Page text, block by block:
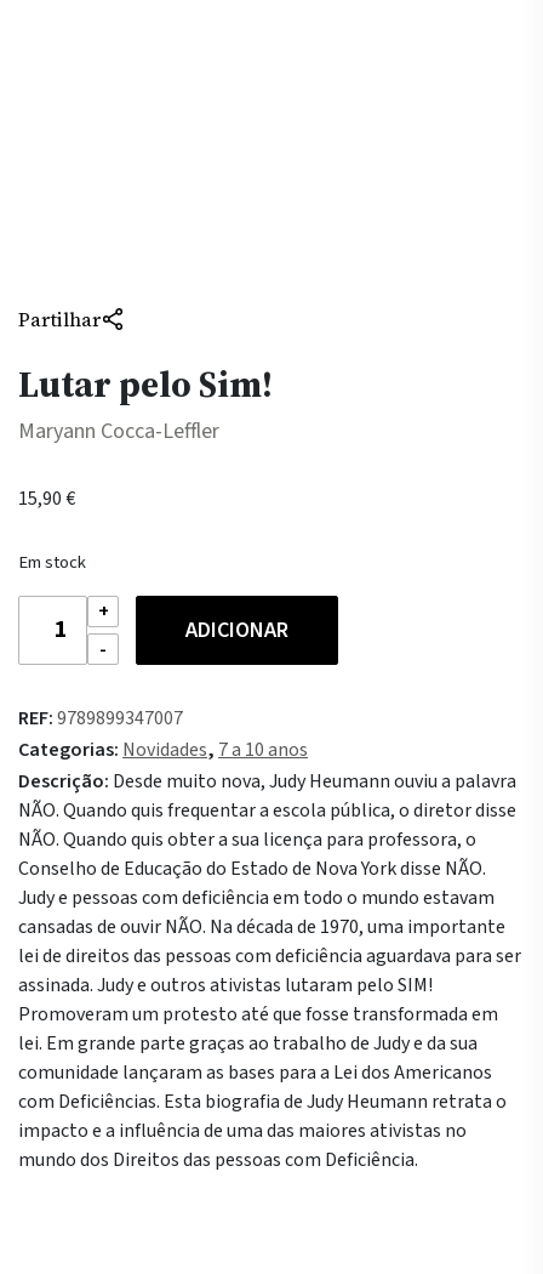
Partilhar
Lutar pelo Sim!
Maryann Cocca-Leffler
15,90€
Em stock
Quantidade
Lutar
Sim!
ADICIONAR
REF:9789899347007
Categorias: Novidades, 7 a 10 anos
Descrição: Desde muito nova, Judy Heumann ouviu a palavra
NÃO. Quando quis frequentar a escola pública, o diretor disse
NÃO. Quando quis obter a sua licença para professora, o
Conselho de Educação do Estado de Nova York disse NÃO.
Judy e pessoas com deficiência em todo o mundo estavam
cansadas de ouvir NÃO. Na década de 1970, uma importante
lei de direitos das pessoas com deficiência aguardava para ser
assinada. Judy e outros ativistas lutaram pelo SIM!
Promoveram um protesto até que fosse transformada em
lei. Em grande parte graças ao trabalho de Judy e da sua
comunidade lançaram as bases para a Lei dos Americanos
com Deficiências. Esta biografia de Judy Heumann retrata o
impacto e a influência de uma das maiores ativistas no
mundo dos Direitos das pessoas com Deficiência.